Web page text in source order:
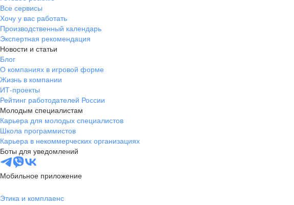
Все сервисы
Хочу у вас работать
Производственный календарь
Экспертная рекомендация
Новости и статьи
Блог
О компаниях в игровой форме
Жизнь в компании
ИТ-проекты
Рейтинг работодателей России
Молодым специалистам
Карьера для молодых специалистов
Школа программистов
Карьера в некоммерческих организациях
Боты для уведомлений
Мобильное приложение
Этика и комплаенс